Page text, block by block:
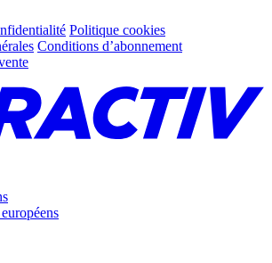
Politique cookies
Conditions d’abonnement